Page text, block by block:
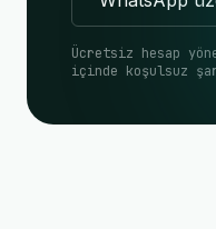
Ücretsiz hesap
içinde koşulsuz